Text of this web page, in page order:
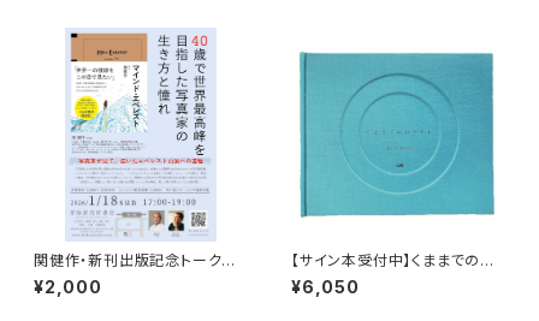
関健作・新刊出版記念トークイ
ベント録画視聴権
¥2,000
【サイン本受付中】くままでのお
さらい〈特装新版〉
¥6,050